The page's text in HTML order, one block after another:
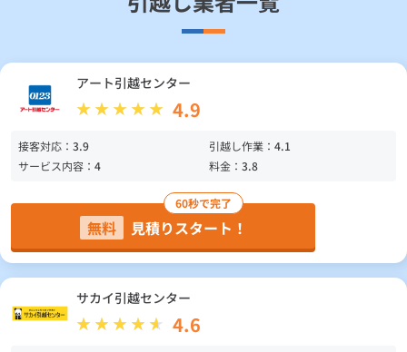
アート引越センター
4.9
接客対応： 3.9 引越し作業： 4.1
サービス内容： 4 料金： 3.8
60秒で完了
無料 見積りスタート！
サカイ引越センター
4.6